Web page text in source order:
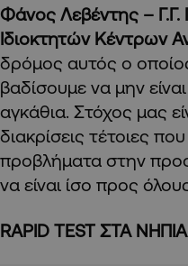
Φάνος Λεβέντης –
Ιδιοκτητών Κέντρων
δρόμος αυτός ο
βαδίσουμε να μην
αγκάθια. Στόχος μας
διακρίσεις τέτοιες
προβλήματα στην
να είναι ίσο προς
RAPID TEST ΣΤΑ